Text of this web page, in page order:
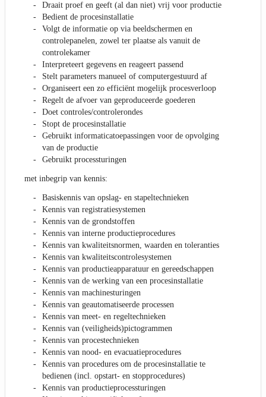
Draait proef en geeft (al dan niet) vrij voor productie
Bedient de procesinstallatie
Volgt de informatie op via beeldschermen en
controlepanelen, zowel ter plaatse als vanuit de
controlekamer
Interpreteert gegevens en reageert passend
Stelt parameters manueel of computergestuurd af
Organiseert een zo efficiënt mogelijk procesverloop
Regelt de afvoer van geproduceerde goederen
Doet controles/controlerondes
Stopt de procesinstallatie
Gebruikt informaticatoepassingen voor de opvolging
van de productie
Gebruikt processturingen
met inbegrip van kennis:
Basiskennis van opslag- en stapeltechnieken
Kennis van registratiesystemen
Kennis van de grondstoffen
Kennis van interne productieprocedures
Kennis van kwaliteitsnormen, waarden en toleranties
Kennis van kwaliteitscontrolesystemen
Kennis van productieapparatuur en gereedschappen
Kennis van de werking van een procesinstallatie
Kennis van machinesturingen
Kennis van geautomatiseerde processen
Kennis van meet- en regeltechnieken
Kennis van (veiligheids)pictogrammen
Kennis van procestechnieken
Kennis van nood- en evacuatieprocedures
Kennis van procedures om de procesinstallatie te
bedienen (incl. opstart- en stopprocedures)
Kennis van productieprocessturingen